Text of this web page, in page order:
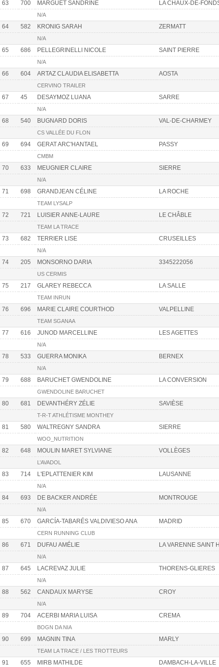
63 700 MARGUET SANDRINE LA CHAUX-DE-
N/A
64 582 KRONIG SARAH ZERMATT
N/A
65 686 PELLEGRINELLI NICOLE SAINT PIERRE
N/A
66 604 ARTAZ CLAUDIA ELISABETTA AOSTA
CERVINO TRAILER
67 45 DESAYMOZ LUANA SARRE
N/A
68 540 BUGNARD DORIS VAL-DE-CHARMEY
CS VALLÉE DU FLON
69 694 GERAT ARC'HANTAEL PASSY
CMBM
70 633 MEUGNIER CLAIRE SIERRE
N/A
71 698 GRANDJEAN CÉLINE LA ROCHE
TEAM LYSALP
72 721 LUISIER ANNE-LAURE LE CHÂBLE
TEAM LA TRACE
73 682 TERRIER LISE CRUSEILLES
N/A
74 205 MONSORNO DARIA 3345222056
US CERMIS
75 217 GLAREY REBECCA LA SALLE
TEAM INRUN
76 696 MARIE CLAIRE COURTHOD VALPELLINE
TEAM SGANAA
77 616 JUNOD MARCELLINE LES AGETTES
N/A
78 533 GUERRA MONIKA BERNEX
N/A
79 688 BARUCHET GWENDOLINE LA CONVERSION
GWENDOLINE BARUCHET
80 681 DEVANTHÉRY ZÉLIE SAVIÈSE
T-R-T ATHLÉTISME MONTHEY
81 580 WALTREGNY SANDRA SIERRE
WOO_NUTRITION
82 648 MOULIN MARET SYLVIANE VOLLÈGES
L’AVADOL
83 714 L'EPLATTENIER KIM LAUSANNE
N/A
84 693 DE BACKER ANDRÉE MONTROUGE
N/A
85 670 GARCÍA-TABARÉS VALDIVIESO ANA MADRID
CERN RUNNING CLUB
86 671 DUFAU AMÉLIE LA VARENNE SAINT
N/A
87 645 LACREVAZ JULIE THORENS-GLIERES
N/A
88 562 CANDAUX MARYSE CROY
N/A
89 704 ACERBI MARIA LUISA CREMA
BOGN DA NIA
90 699 MAGNIN TINA MARLY
TEAM LA TRACE / LES TROTTEURS
91 655 MIRB MATHILDE DAMBACH-LA-VILLE